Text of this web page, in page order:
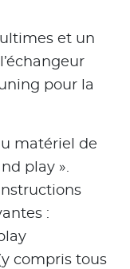
et un
pour la
matériel de
play ».
:
compris tous